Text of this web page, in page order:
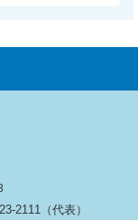
2111（代表）